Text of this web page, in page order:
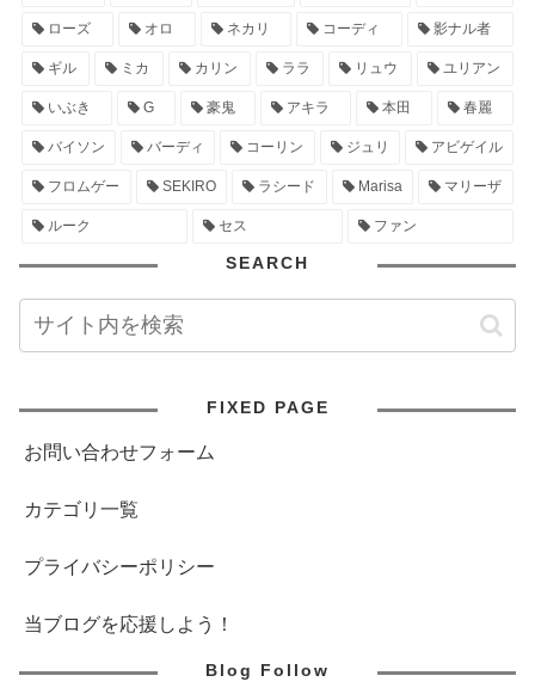
ローズ オロ ネカリ コーディ 影ナル者
ギル ミカ カリン ララ リュウ ユリアン
いぶき G 豪鬼 アキラ 本田 春麗
バイソン バーディ コーリン ジュリ アビゲイル
フロムゲー SEKIRO ラシード Marisa マリーザ
ルーク セス ファン
SEARCH
FIXED PAGE
お問い合わせフォーム
カテゴリ一覧
プライバシーポリシー
当ブログを応援しよう！
Blog Follow